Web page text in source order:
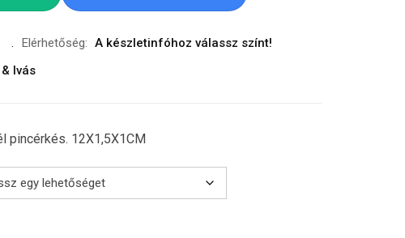
Elérhetőség: A készletinfóhoz válassz színt!
Ivás
pincérkés. 12X1,5X1CM